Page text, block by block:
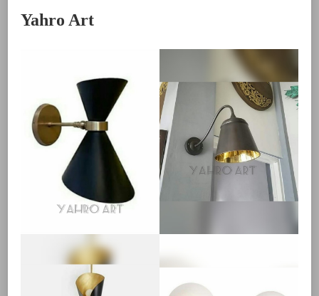
Yahro Art